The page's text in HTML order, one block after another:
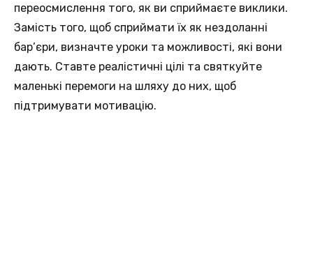
переосмислення того, як ви сприймаєте виклики.
Замість того, щоб сприймати їх як нездоланні
бар’єри, визначте уроки та можливості, які вони
дають. Ставте реалістичні цілі та святкуйте
маленькі перемоги на шляху до них, щоб
підтримувати мотивацію.